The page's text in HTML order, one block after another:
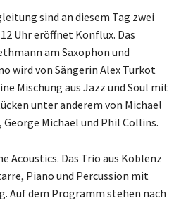
sind an diesem Tag zwei
Uhr eröffnet Konflux. Das
am Saxophon und
wird von Sängerin Alex Turkot
Mischung aus Jazz und Soul mit
unter anderem von Michael
Michael und Phil Collins.
Acoustics. Das Trio aus Koblenz
Piano und Percussion mit
Auf dem Programm stehen nach